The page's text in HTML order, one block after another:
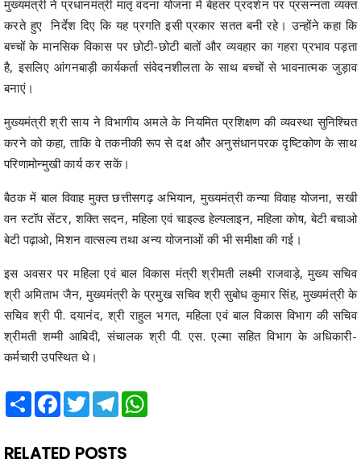
मुख्यमंत्री ने प्रधानमंत्री मातृ वंदना योजना में बेहतर प्रदर्शन पर प्रसन्नता व्यक्त
करते हुए निर्देश दिए कि यह प्रगति इसी प्रकार सतत बनी रहे। उन्होंने कहा कि
बच्चों के मानसिक विकास पर छोटी-छोटी बातों और व्यवहार का गहरा प्रभाव पड़ता
है, इसलिए आंगनबाड़ी कार्यकर्ता संवेदनशीलता के साथ बच्चों से भावनात्मक जुड़ाव
बनाएं।
मुख्यमंत्री श्री साय ने विभागीय अमले के नियमित प्रशिक्षण की व्यवस्था सुनिश्चित
करने को कहा, ताकि वे तकनीकी रूप से दक्ष और अनुसंधानपरक दृष्टिकोण के साथ
परिणामोन्मुखी कार्य कर सकें।
बैठक में बाल विवाह मुक्त छत्तीसगढ़ अभियान, मुख्यमंत्री कन्या विवाह योजना, सखी
वन स्टॉप सेंटर, शक्ति सदन, महिला एवं चाइल्ड हेल्पलाइन, महिला कोष, बेटी बचाओ
बेटी पढ़ाओ, मिशन वात्सल्य तथा अन्य योजनाओं की भी समीक्षा की गई।
इस अवसर पर महिला एवं बाल विकास मंत्री श्रीमती लक्ष्मी राजवाड़े, मुख्य सचिव
श्री अमिताभ जैन, मुख्यमंत्री के प्रमुख सचिव श्री सुबोध कुमार सिंह, मुख्यमंत्री के
सचिव श्री पी. दयानंद, श्री राहुल भगत, महिला एवं बाल विकास विभाग की सचिव
श्रीमती शम्मी आबिदी, संचालक श्री पी. एस. एल्मा सहित विभाग के अधिकारी-
कर्मचारी उपस्थित थे।
Share Facebook
TwitterTelegram
RELATED POSTS